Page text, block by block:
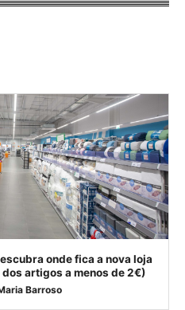
onde fica a nova loja
artigos a menos de 2€)
Barroso